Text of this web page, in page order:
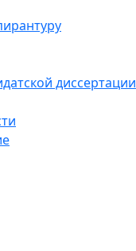
диссертации